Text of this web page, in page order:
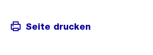
Seite drucken